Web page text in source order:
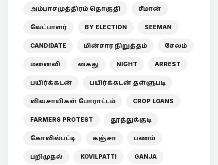
அம்பாசமுத்திரம் தொகுதி சீமான்
வேட்பாளர் BY ELECTION SEEMAN
CANDIDATE மின்சார நிறுத்தம் சேலம்
மனைவி கைது NIGHT ARREST
பயிர்க்கடன் பயிர்க்கடன் தள்ளுபடி
விவசாயிகள் போராட்டம் CROP LOANS
FARMERS PROTEST தூத்துக்குடி
கோவில்பட்டி கஞ்சா பணம்
பறிமுதல் KOVILPATTI GANJA